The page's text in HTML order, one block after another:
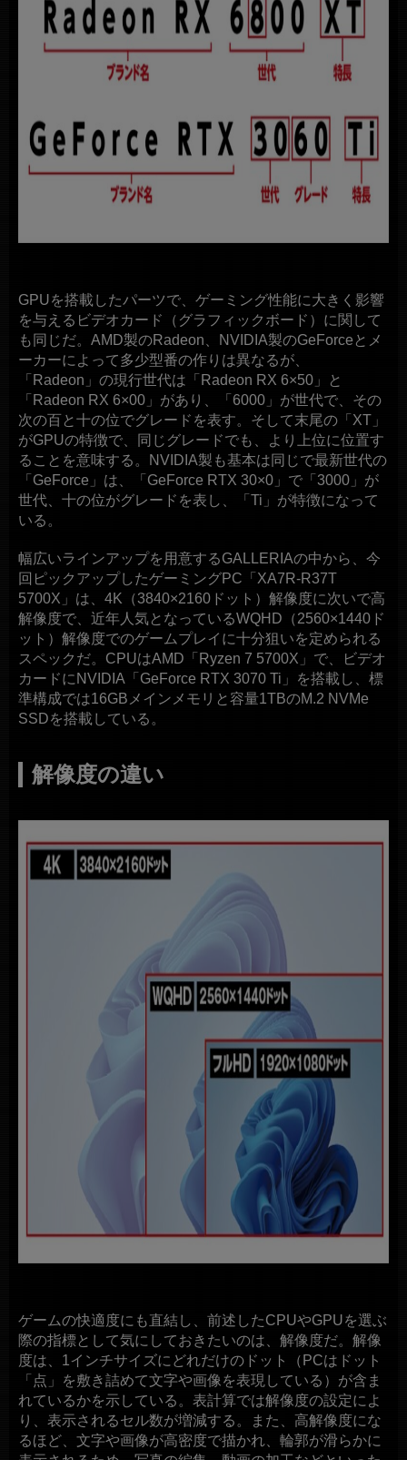
GPUを搭載したパーツで、ゲーミング性能に大きく影響
を与えるビデオカード（グラフィックボード）に関して
も同じだ。AMD製のRadeon、NVIDIA製のGeForceとメ
ーカーによって多少型番の作りは異なるが、
「Radeon」の現行世代は「Radeon RX 6×50」と
「Radeon RX 6×00」があり、「6000」が世代で、その
次の百と十の位でグレードを表す。そして末尾の「XT」
がGPUの特徴で、同じグレードでも、より上位に位置す
ることを意味する。NVIDIA製も基本は同じで最新世代の
「GeForce」は、「GeForce RTX 30×0」で「3000」が
世代、十の位がグレードを表し、「Ti」が特徴になって
いる。
幅広いラインアップを用意するGALLERIAの中から、今
回ピックアップしたゲーミングPC「XA7R-R37T
5700X」は、4K（3840×2160ドット）解像度に次いで高
解像度で、近年人気となっているWQHD（2560×1440ド
ット）解像度でのゲームプレイに十分狙いを定められる
スペックだ。CPUはAMD「Ryzen 7 5700X」で、ビデオ
カードにNVIDIA「GeForce RTX 3070 Ti」を搭載し、標
準構成では16GBメインメモリと容量1TBのM.2 NVMe
SSDを搭載している。
解像度の違い
ゲームの快適度にも直結し、前述したCPUやGPUを選ぶ
際の指標として気にしておきたいのは、解像度だ。解像
度は、1インチサイズにどれだけのドット（PCはドット
「点」を敷き詰めて文字や画像を表現している）が含ま
れているかを示している。表計算では解像度の設定によ
り、表示されるセル数が増減する。また、高解像度にな
るほど、文字や画像が高密度で描かれ、輪郭が滑らかに